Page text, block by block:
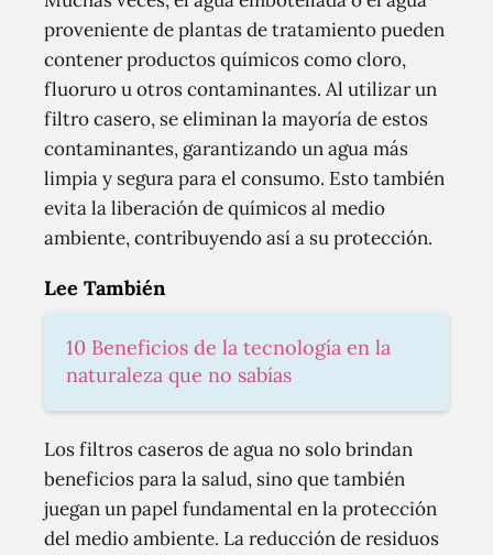
proveniente de plantas de tratamiento pueden
contener productos químicos como cloro,
fluoruro u otros contaminantes. Al utilizar un
filtro casero, se eliminan la mayoría de estos
contaminantes, garantizando un agua más
limpia y segura para el consumo. Esto también
evita la liberación de químicos al medio
ambiente, contribuyendo así a su protección.
Lee También
10 Beneficios de la tecnología en la
naturaleza que no sabías
Los filtros caseros de agua no solo brindan
beneficios para la salud, sino que también
juegan un papel fundamental en la protección
del medio ambiente. La reducción de residuos